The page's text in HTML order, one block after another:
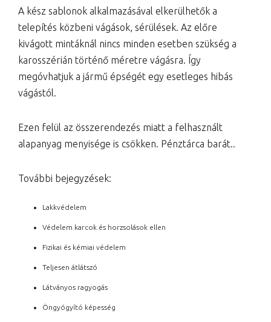
A kész sablonok alkalmazásával elkerülhetők a
telepítés közbeni vágások, sérülések. Az előre
kivágott mintáknál nincs minden esetben szükség a
karosszérián történő méretre vágásra. Így
megóvhatjuk a jármű épségét egy esetleges hibás
vágástól.
Ezen felül az összerendezés miatt a felhasznált
alapanyag menyisége is csökken. Pénztárca barát..
További bejegyzések:
Lakkvédelem
Védelem karcok és horzsolások ellen
Fizikai és kémiai védelem
Teljesen átlátszó
Látványos ragyogás
Öngyógyító képesség